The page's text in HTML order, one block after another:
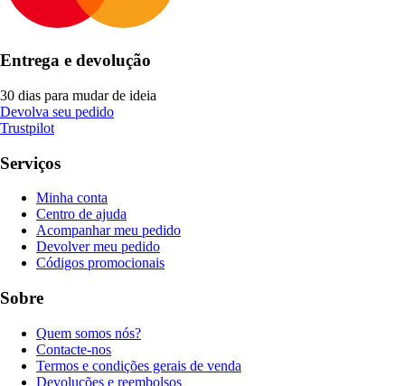
Entrega e devolução
30 dias para mudar de ideia
Devolva seu pedido
Trustpilot
Serviços
Minha conta
Centro de ajuda
Acompanhar meu pedido
Devolver meu pedido
Códigos promocionais
Sobre
Quem somos nós?
Contacte-nos
Termos e condições gerais de venda
Devoluções e reembolsos